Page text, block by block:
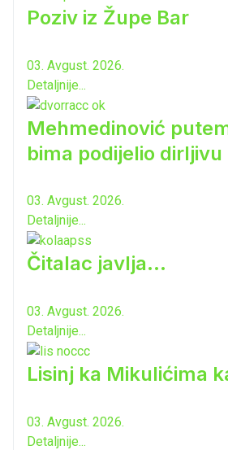
Poziv iz Župe Bar
03. Avgust. 2026.
Detaljnije...
Mehmedinović
bima podijelio dirljivu
03. Avgust. 2026.
Detaljnije...
Čitalac javlja...
03. Avgust. 2026.
Detaljnije...
Lisinj ka Mikulićima
03. Avgust. 2026.
Detaljnije...